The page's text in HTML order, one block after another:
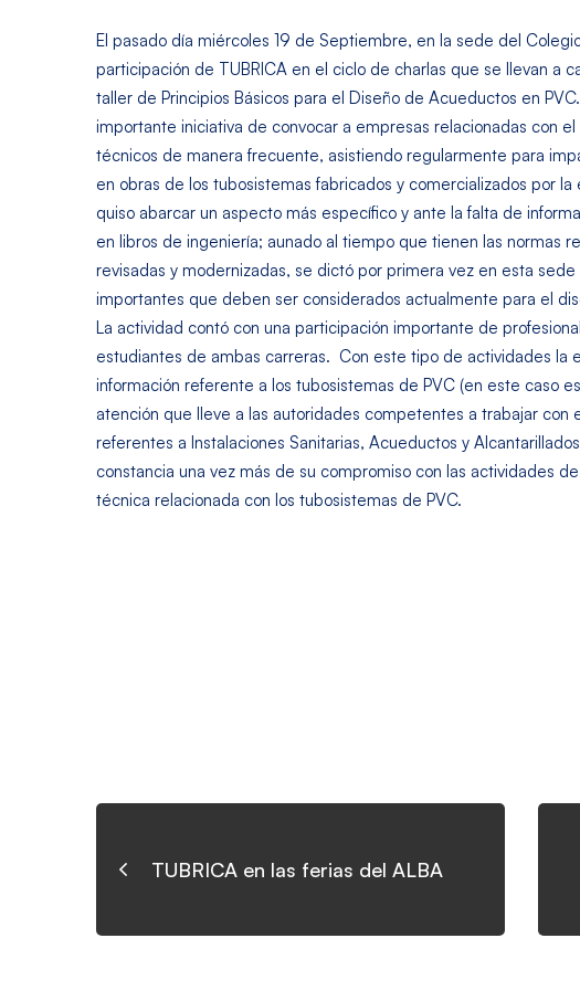
El pasado día miércoles 19 de Septiembre, en la sede del
participación de TUBRICA en el ciclo de charlas que se llevan a
taller de Principios Básicos para el Diseño de Acueductos en
importante iniciativa de convocar a empresas relacionadas con
técnicos de manera frecuente, asistiendo regularmente para
en obras de los tubosistemas fabricados y comercializados por
quiso abarcar un aspecto más específico y ante la falta de
en libros de ingeniería; aunado al tiempo que tienen las normas
revisadas y modernizadas, se dictó por primera vez en esta
importantes que deben ser considerados actualmente para el
La actividad contó con una participación importante de
estudiantes de ambas carreras. Con este tipo de actividades la
información referente a los tubosistemas de PVC (en este caso
atención que lleve a las autoridades competentes a trabajar con
referentes a Instalaciones Sanitarias, Acueductos y
constancia una vez más de su compromiso con las actividades
técnica relacionada con los tubosistemas de PVC.
TUBRICA en las ferias del ALBA